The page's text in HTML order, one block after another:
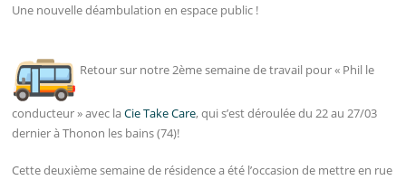
Une nouvelle déambulation en espace public !
Retour sur notre 2ème semaine de travail pour « Phil le
conducteur » avec laCie Take Care, qui s’est déroulée du 22 au 27/03
dernier à Thonon les bains (74)!
Cette deuxième semaine de résidence a été l’occasion de mettre en rue